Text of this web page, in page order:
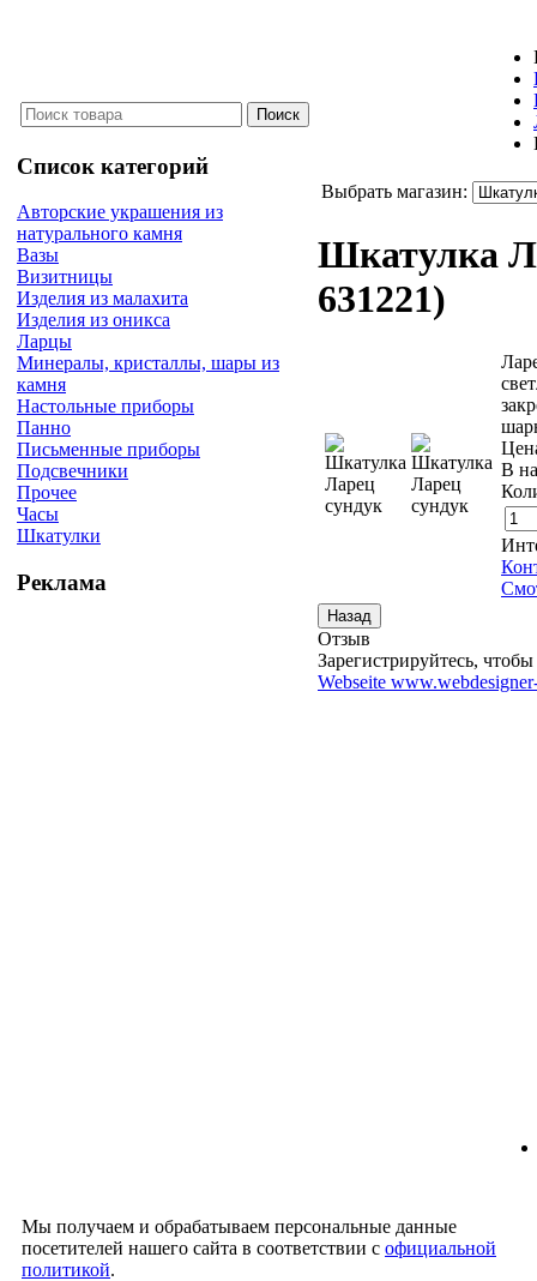
Список категорий
Авторские украшения из
натурального камня
Вазы
Визитницы
Изделия из малахита
Изделия из оникса
Ларцы
Минералы, кристаллы, шары из
камня
Настольные приборы
Панно
Письменные приборы
Подсвечники
Прочее
Часы
Шкатулки
Реклама
Выбрать магазин:
Шкатулка
631221)
В
Отзыв
Зарегистрируйтесь, чтобы
Webseite
Мы получаем и обрабатываем персональные данные
посетителей нашего сайта в соответствии с официальной
политикой.